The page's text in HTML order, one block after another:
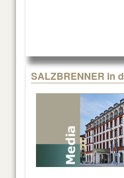
SALZBRENNER in